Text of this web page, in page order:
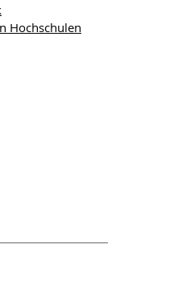
Hochschulen